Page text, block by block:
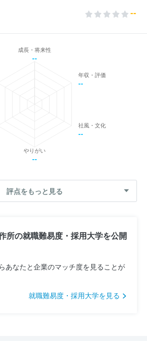
--
成長・将来性
--
年収・評価
--
社風・文化
--
やりがい
--
評点をもっと見る
所の就職難易度・採用大学を公開
あなたと企業のマッチ度を見ることが
就職難易度・採用大学を見る